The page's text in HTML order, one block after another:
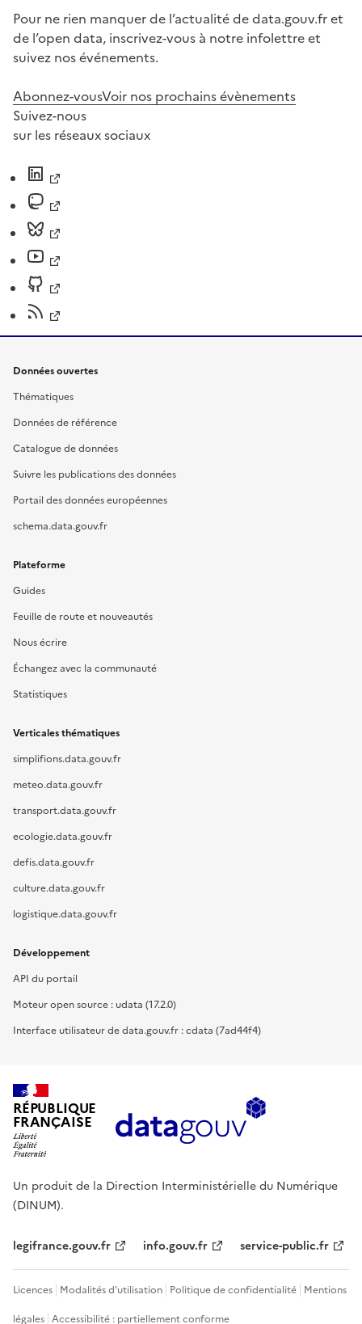
Pour ne rien manquer de l’actualité de data.gouv.fr et
de l’open data, inscrivez-vous à notre infolettre et
suivez nos événements.
Abonnez-vousVoir nos prochains évènements
Suivez-nous
sur les réseaux sociaux
Données ouvertes
Thématiques
Données de référence
Catalogue de données
Suivre les publications des données
Portail des données européennes
schema.data.gouv.fr
Plateforme
Guides
Feuille de route et nouveautés
Nous écrire
Échangez avec la communauté
Statistiques
Verticales thématiques
simplifions.data.gouv.fr
meteo.data.gouv.fr
transport.data.gouv.fr
ecologie.data.gouv.fr
defis.data.gouv.fr
culture.data.gouv.fr
logistique.data.gouv.fr
Développement
API du portail
Moteur open source : udata (17.2.0)
Interface utilisateur de data.gouv.fr : cdata (7ad44f4)
RÉPUBLIQUE
FRANÇAISE
Un produit de la Direction Interministérielle du Numérique
(DINUM).
legifrance.gouv.fr info.gouv.fr service-public.fr
Licences Modalités d'utilisation Politique de confidentialité Mentions
légales Accessibilité : partiellement conforme